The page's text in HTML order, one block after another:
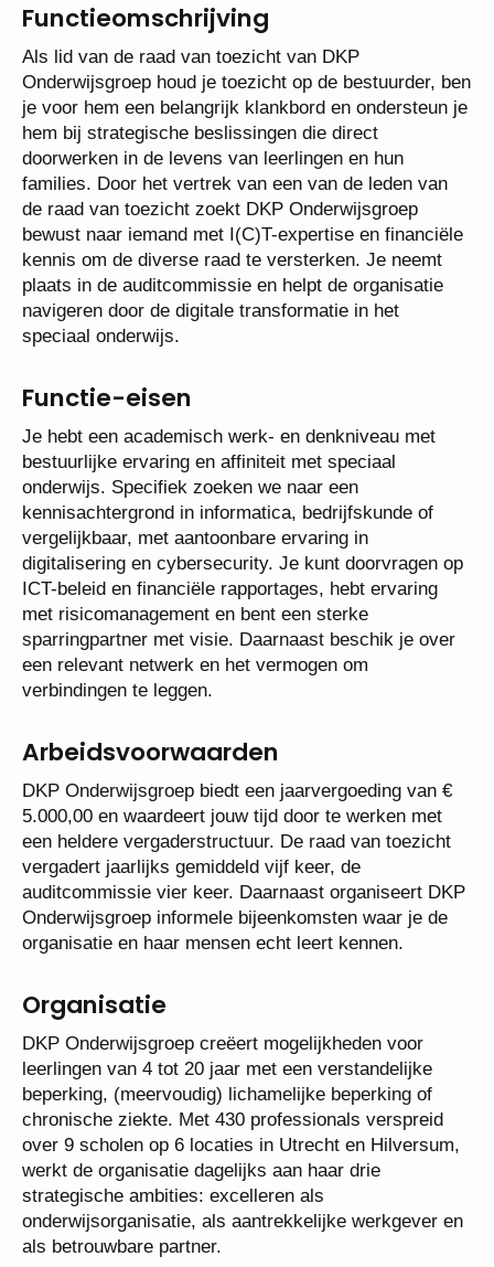
Functieomschrijving
Als lid van de raad van toezicht van DKP
Onderwijsgroep houd je toezicht op de bestuurder, ben
je voor hem een belangrijk klankbord en ondersteun je
hem bij strategische beslissingen die direct
doorwerken in de levens van leerlingen en hun
families. Door het vertrek van een van de leden van
de raad van toezicht zoekt DKP Onderwijsgroep
bewust naar iemand met I(C)T-expertise en financiële
kennis om de diverse raad te versterken. Je neemt
plaats in de auditcommissie en helpt de organisatie
navigeren door de digitale transformatie in het
speciaal onderwijs.
Functie-eisen
Je hebt een academisch werk- en denkniveau met
bestuurlijke ervaring en affiniteit met speciaal
onderwijs. Specifiek zoeken we naar een
kennisachtergrond in informatica, bedrijfskunde of
vergelijkbaar, met aantoonbare ervaring in
digitalisering en cybersecurity. Je kunt doorvragen op
ICT-beleid en financiële rapportages, hebt ervaring
met risicomanagement en bent een sterke
sparringpartner met visie. Daarnaast beschik je over
een relevant netwerk en het vermogen om
verbindingen te leggen.
Arbeidsvoorwaarden
DKP Onderwijsgroep biedt een jaarvergoeding van €
5.000,00 en waardeert jouw tijd door te werken met
een heldere vergaderstructuur. De raad van toezicht
vergadert jaarlijks gemiddeld vijf keer, de
auditcommissie vier keer. Daarnaast organiseert DKP
Onderwijsgroep informele bijeenkomsten waar je de
organisatie en haar mensen echt leert kennen.
Organisatie
DKP Onderwijsgroep creëert mogelijkheden voor
leerlingen van 4 tot 20 jaar met een verstandelijke
beperking, (meervoudig) lichamelijke beperking of
chronische ziekte. Met 430 professionals verspreid
over 9 scholen op 6 locaties in Utrecht en Hilversum,
werkt de organisatie dagelijks aan haar drie
strategische ambities: excelleren als
onderwijsorganisatie, als aantrekkelijke werkgever en
als betrouwbare partner.